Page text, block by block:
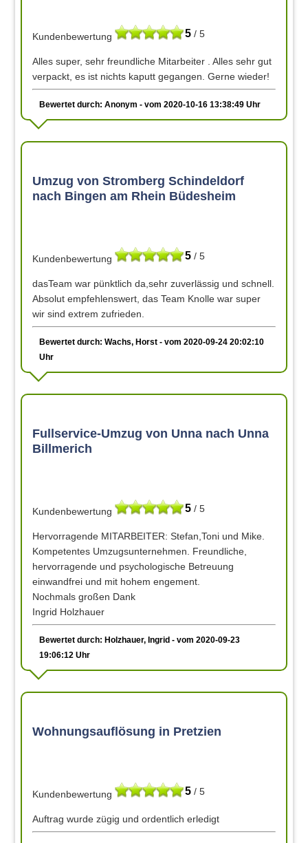
5 / 5
Kundenbewertung
Alles super, sehr freundliche Mitarbeiter . Alles sehr gut
verpackt, es ist nichts kaputt gegangen. Gerne wieder!
Bewertet durch: Anonym - vom 2020-10-16 13:38:49 Uhr
Umzug von Stromberg Schindeldorf
nach Bingen am Rhein Büdesheim
5 / 5
Kundenbewertung
dasTeam war pünktlich da,sehr zuverlässig und schnell.
Absolut empfehlenswert, das Team Knolle war super
wir sind extrem zufrieden.
Bewertet durch: Wachs, Horst - vom 2020-09-24 20:02:10
Uhr
Fullservice-Umzug von Unna nach Unna
Billmerich
5 / 5
Kundenbewertung
Hervorragende MITARBEITER: Stefan,Toni und Mike.
Kompetentes Umzugsunternehmen. Freundliche,
hervorragende und psychologische Betreuung
einwandfrei und mit hohem engement.
Nochmals großen Dank
Ingrid Holzhauer
Bewertet durch: Holzhauer, Ingrid - vom 2020-09-23
19:06:12 Uhr
Wohnungsauflösung in Pretzien
5 / 5
Kundenbewertung
Auftrag wurde zügig und ordentlich erledigt